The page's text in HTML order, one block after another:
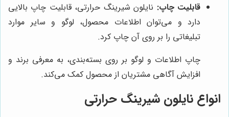
قابلیت چاپ: نایلون شیرینگ حرارتی، قابلیت چاپ بالایی
دارد و می‌توان اطلاعات محصول، لوگو و سایر موارد
تبلیغاتی را بر روی آن چاپ کرد.
چاپ اطلاعات و لوگو بر روی بسته‌بندی، به معرفی برند و
افزایش آگاهی مشتریان از محصول کمک می‌کند.
انواع نایلون شیرینگ حرارتی